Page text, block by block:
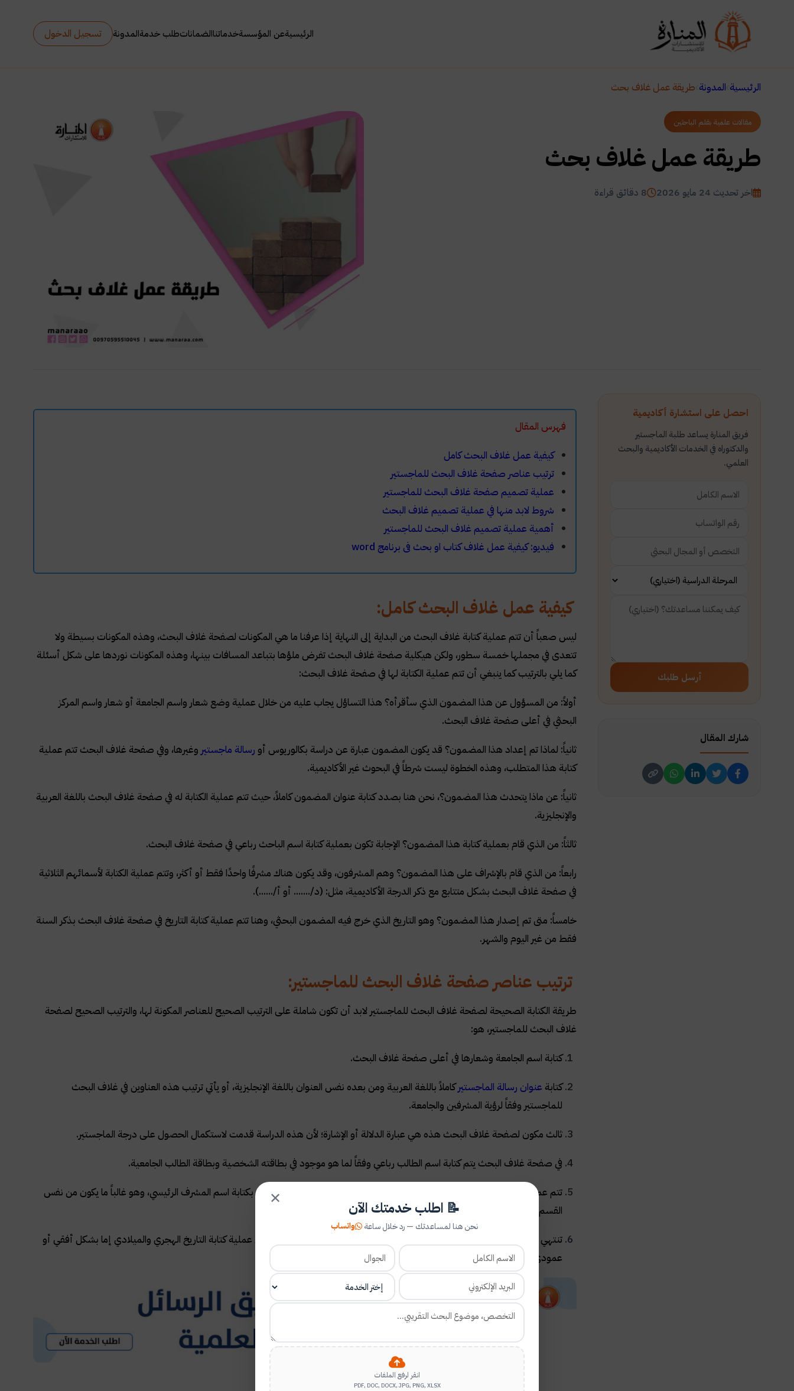
الرئيسيةعن المؤسسةخدماتناالضماناتطلب خدمةالمدونة تسجيل الدخول
الرئيسية المدونة طريقة عمل غلاف بحث
مقالات علمية بقلم الباحثين
طريقة عمل غلاف بحث
اخر تحديث 24 مايو 2026 8 دقائق قراءة
احصل على استشارة أكاديمية
فريق المنارة يساعد طلبة الماجستير
والدكتوراه في الخدمات الأكاديمية والبحث
العلمي.
أرسل طلبك
شارك المقال
فهرس المقال
كيفية عمل غلاف البحث كامل
ترتيب عناصر صفحة غلاف البحث للماجستير
​عملية تصميم صفحة غلاف البحث للماجستير
​شروط لابد منها في عملية تصميم غلاف البحث
​أهمية عملية تصميم غلاف البحث للماجستير
فيديو: كيفية عمل غلاف كتاب او بحث فى برنامج word
كيفية عمل غلاف البحث كامل:
ليس صعباً أن تتم عملية كتابة غلاف البحث من البداية إلى النهاية إذا عرفنا ما هي المكونات لصفحة غلاف البحث، وهذه المكونات بسيطة ولا
تتعدى في مجملها خمسة سطور، ولكن هيكلية صفحة غلاف البحث تفرض ملؤها بتباعد المسافات بينها، وهذه المكونات نوردها على شكل أسئلة
كما يلي بالترتيب كما ينبغي أن تتم عملية الكتابة لها في صفحة غلاف البحث:
أولاً: من المسؤول عن هذا المضمون الذي سأقرأه؟ هذا التساؤل يجاب عليه من خلال عملية وضع شعار واسم الجامعة أو شعار واسم المركز
البحثي في أعلى صفحة غلاف البحث.
ثانياً: لماذا تم إعداد هذا المضمون؟ قد يكون المضمون عبارة عن دراسة بكالوريوس أو رسالة ماجستير وغيرها، وفي صفحة غلاف البحث تتم عملية
كتابة هذا المتطلب، وهذه الخطوة ليست شرطاً في البحوث غير الأكاديمية.
ثانياً: عن ماذا يتحدث هذا المضمون؟، نحن هنا بصدد كتابة عنوان المضمون كاملاً، حيث تتم عملية الكتابة له في صفحة غلاف البحث باللغة العربية
والإنجليزية.
ثالثاً: من الذي قام بعملية كتابة هذا المضمون؟ الإجابة تكون بعملية كتابة اسم الباحث رباعي في صفحة غلاف البحث.
رابعاً: من الذي قام بالإشراف على هذا المضمون؟ وهم المشرفون، وقد يكون هناك مشرفًا واحدًا فقط أو أكثر، وتتم عملية الكتابة لأسمائهم الثلاثية
في صفحة غلاف البحث بشكل متتابع مع ذكر الدرجة الأكاديمية، مثل: (د/....... أو أ/......).
خامساً: متى تم إصدار هذا المضمون؟ وهو التاريخ الذي خرج فيه المضمون البحثي، وهنا تتم عملية كتابة التاريخ في صفحة غلاف البحث بذكر السنة
فقط من غير اليوم والشهر.
ترتيب عناصر صفحة غلاف البحث للماجستير:
طريقة الكتابة الصحيحة لصفحة غلاف البحث للماجستير لابد أن تكون شاملة على الترتيب الصحيح للعناصر المكونة لها، والترتيب الصحيح لصفحة
غلاف البحث للماجستير، هو:
كتابة اسم الجامعة وشعارها في أعلى صفحة غلاف البحث.
كتابة عنوان رسالة الماجستيركاملاً باللغة العربية ومن بعده نفس العنوان باللغة الإنجليزية، أو يأتي ترتيب هذه العناوين في غلاف البحث
للماجستير وفقاً لرؤية المشرفين والجامعة.
ثالث مكون لصفحة غلاف البحث هذه هي عبارة الدلالة أو الإشارة؛ لأن هذه الدراسة قدمت لاستكمال الحصول على درجة الماجستير.
في صفحة غلاف البحث يتم كتابة اسم الطالب رباعي وفقاً لما هو موجود في بطاقته الشخصية وبطاقة الطالب الجامعية.
تتم عملية كتابة أسماء المشرفين كافة، في صفحة غلاف البحث للماجستير يتم البدء بكتابة اسم المشرف الرئيسي، وهو غالباً ما يكون من نفس
القسم والكلية في الجامعة.
تنتهي صفحة غلاف البحث للماجستير بكتابة تاريخ تقديم هذه الرسالة، وذلك يشمل عملية كتابة التاريخ الهجري والميلادي إما بشكل أفقي أو
عمودي.
✕
📝 اطلب خدمتك الآن
نحن هنا لمساعدتك — رد خلال ساعة واتساب
انقر لرفع الملفات
PDF, DOC, DOCX, JPG, PNG, XLSX